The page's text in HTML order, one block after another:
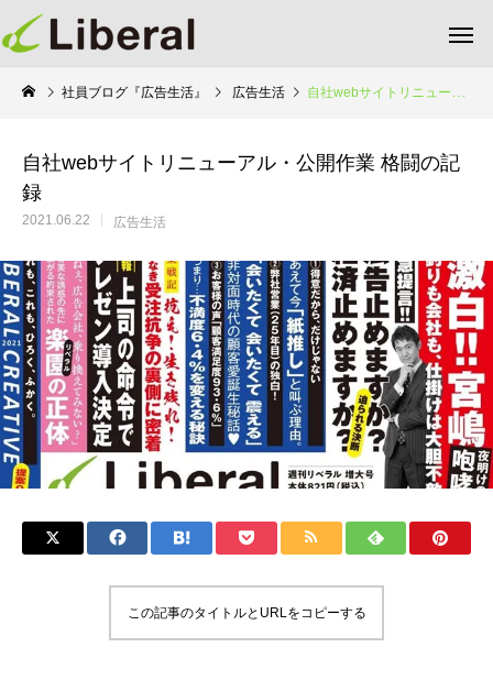
社員ブログ『広告生活』 広告生活 自社webサイトリニューアル・公開作業 格闘の記録
自社webサイトリニューアル・公開作業 格闘の記
録
2021.06.22 広告生活
この記事のタイトルとURLをコピーする